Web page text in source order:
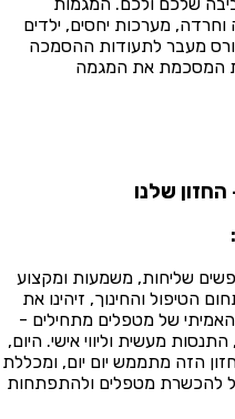
מערכות יחסים, ילדים
מעבר לתעודות ההסמכה
המסכמת את המגמה
שלנו
שליחות, משמעות ומקצוע
הטיפול והחינוך, זיהינו את
של מטפלים מתחילים -
מעשית וליווי אישי. היום,
החזון הזה מתממש יום יום, ומכללת
מטפלים ולהתפתחות